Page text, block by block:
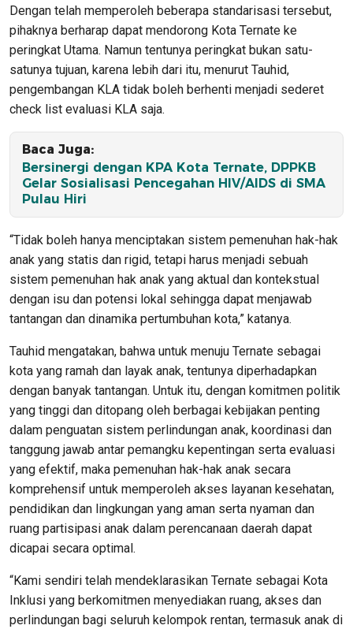
Dengan telah memperoleh beberapa standarisasi tersebut,
pihaknya berharap dapat mendorong Kota Ternate ke
peringkat Utama. Namun tentunya peringkat bukan satu-
satunya tujuan, karena lebih dari itu, menurut Tauhid,
pengembangan KLA tidak boleh berhenti menjadi sederet
check list evaluasi KLA saja.
Baca Juga:
Bersinergi dengan KPA Kota Ternate, DPPKB
Gelar Sosialisasi Pencegahan HIV/AIDS di SMA
Pulau Hiri
“Tidak boleh hanya menciptakan sistem pemenuhan hak-hak
anak yang statis dan rigid, tetapi harus menjadi sebuah
sistem pemenuhan hak anak yang aktual dan kontekstual
dengan isu dan potensi lokal sehingga dapat menjawab
tantangan dan dinamika pertumbuhan kota,” katanya.
Tauhid mengatakan, bahwa untuk menuju Ternate sebagai
kota yang ramah dan layak anak, tentunya diperhadapkan
dengan banyak tantangan. Untuk itu, dengan komitmen politik
yang tinggi dan ditopang oleh berbagai kebijakan penting
dalam penguatan sistem perlindungan anak, koordinasi dan
tanggung jawab antar pemangku kepentingan serta evaluasi
yang efektif, maka pemenuhan hak-hak anak secara
komprehensif untuk memperoleh akses layanan kesehatan,
pendidikan dan lingkungan yang aman serta nyaman dan
ruang partisipasi anak dalam perencanaan daerah dapat
dicapai secara optimal.
“Kami sendiri telah mendeklarasikan Ternate sebagai Kota
Inklusi yang berkomitmen menyediakan ruang, akses dan
perlindungan bagi seluruh kelompok rentan, termasuk anak di